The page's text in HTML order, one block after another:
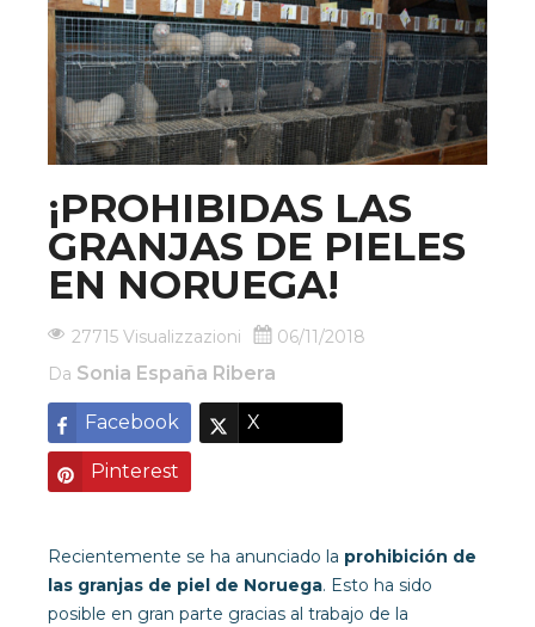
¡PROHIBIDAS LAS
GRANJAS DE PIELES
EN NORUEGA!
27715 Visualizzazioni
06/11/2018
Da Sonia España Ribera
Facebook X
Pinterest
Recientemente se ha anunciado la prohibición de
las granjas de piel de Noruega. Esto ha sido
posible en gran parte gracias al trabajo de la